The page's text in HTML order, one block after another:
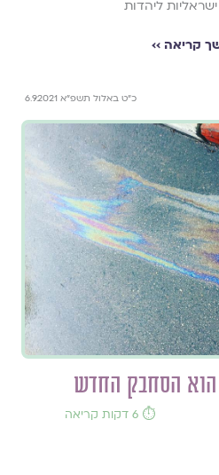
ליהדות
קריאה ››
כ"ט באלול תשפ"א 6.9.2021
הוא הסחבק החדש
⏱️ 6 דקות קריאה